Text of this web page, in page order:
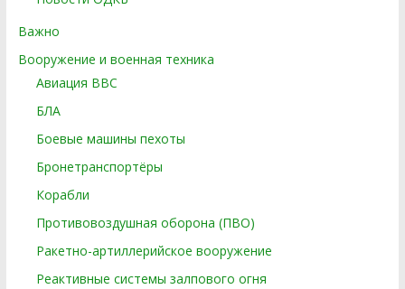
Важно
Вооружение и военная техника
Авиация ВВС
БЛА
Боевые машины пехоты
Бронетранспортёры
Корабли
Противовоздушная оборона (ПВО)
Ракетно-артиллерийское вооружение
Реактивные системы залпового огня